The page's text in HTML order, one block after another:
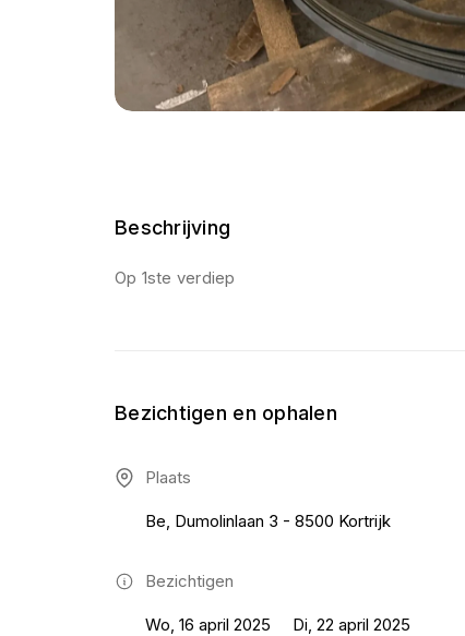
Beschrijving
Op 1ste verdiep
Bezichtigen en ophalen
Plaats
Be, Dumolinlaan 3 - 8500 Kortrijk
Bezichtigen
Wo, 16 april 2025
Di, 22 april 2025